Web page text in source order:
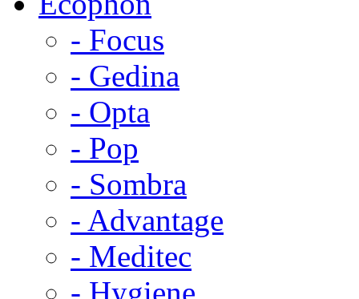
- Focus
- Gedina
- Opta
- Pop
- Sombra
- Advantage
- Meditec
- Hygiene